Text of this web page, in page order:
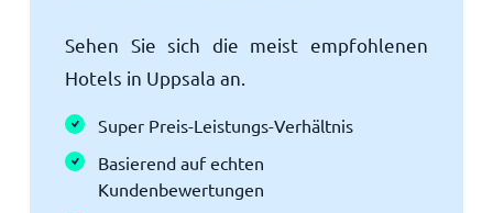
Sehen Sie sich die meist empfohlenen
Hotels in Uppsala an.
Super Preis-Leistungs-Verhältnis
Basierend auf echten
Kundenbewertungen